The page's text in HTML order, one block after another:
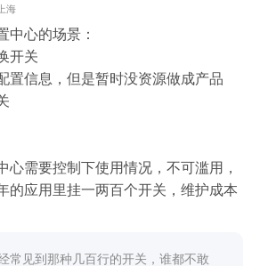
显示3个节点，同时cluster.conf被修改
成功后，nacos1(port:8848)，其管理
表”下面有3个节点，
的cluster.conf中也添加了192.168.56.
，其管理界面的“节点列表”下面有
海
中心的场景：
开关
置信息，但是暂时没资源做成产品
心需要控制下使用情况，不可滥用，
的应用里挂一两百个开关，维护成本
常见到那种几百行的开关，谁都不敢